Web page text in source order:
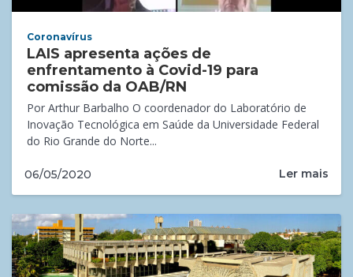
Coronavírus
LAIS apresenta ações de
enfrentamento à Covid-19 para
comissão da OAB/RN
Por Arthur Barbalho O coordenador do Laboratório de
Inovação Tecnológica em Saúde da Universidade Federal
do Rio Grande do Norte...
06/05/2020 Ler mais